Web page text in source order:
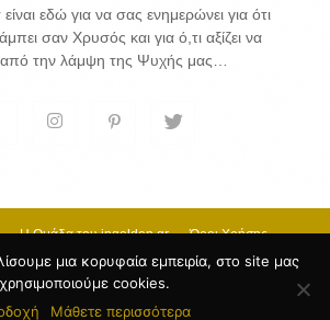
εδώ για να σας ενημερώνει για ότι
σαν Χρυσός και για ό,τι αξίζει να
από την λάμψη της Ψυχής μας…
H Ομάδα του ingolden.gr
Όροι Χρήσης
Επικοινωνία
& CREATE BY
by
μια κορυφαία εμπειρία, στο site μας
χρησιμοποιούμε cookies.
Μάθετε περισσότερα